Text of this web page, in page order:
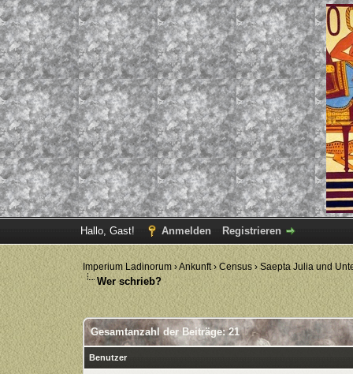
Hallo, Gast! Anmelden Registrieren
Imperium Ladinorum›Ankunft›Census›Saepta Julia und
Wer schrieb?
Gesamtanzahl der Beiträge: 21
Benutzer